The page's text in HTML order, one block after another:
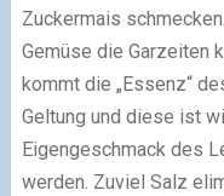
Zuckermais
Gemüse die Garzeiten
kommt die „Essenz“
Geltung und diese ist
Eigengeschmack des
werden. Zuviel Salz